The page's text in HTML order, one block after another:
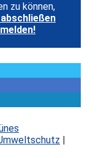
zu können,
|